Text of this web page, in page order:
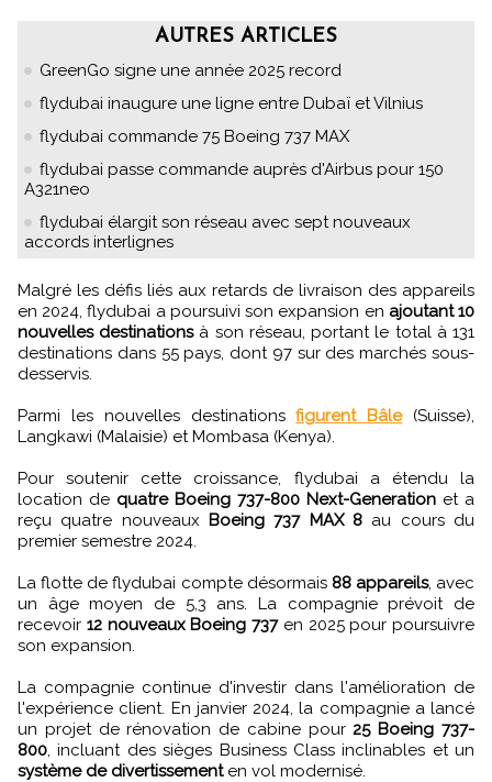
AUTRES ARTICLES
GreenGo signe une année 2025 record
flydubai inaugure une ligne entre Dubaï et Vilnius
flydubai commande 75 Boeing 737 MAX
flydubai passe commande auprès d'Airbus pour 150
A321neo
flydubai élargit son réseau avec sept nouveaux
accords interlignes
Malgré les défis liés aux retards de livraison des appareils
en 2024, flydubai a poursuivi son expansion en ajoutant 10
nouvelles destinationsà son réseau, portant le total à 131
destinations dans 55 pays, dont 97 sur des marchés sous-
desservis.
Parmi les nouvelles destinationsfigurent Bâle(Suisse),
Langkawi (Malaisie) et Mombasa (Kenya).
Pour soutenir cette croissance, flydubai a étendu la
location de quatre Boeing 737-800 Next-Generation et a
reçu quatre nouveaux Boeing 737 MAX 8 au cours du
premier semestre 2024.
La flotte de flydubai compte désormais88 appareils, avec
un âge moyen de 5,3 ans. La compagnie prévoit de
recevoir 12 nouveaux Boeing 737en 2025 pour poursuivre
son expansion.
La compagnie continue d'investir dans l'amélioration de
l'expérience client. En janvier 2024, la compagnie a lancé
un projet de rénovation de cabine pour 25 Boeing 737-
800 , incluant des sièges Business Class inclinables et un
système de divertissement en vol modernisé.